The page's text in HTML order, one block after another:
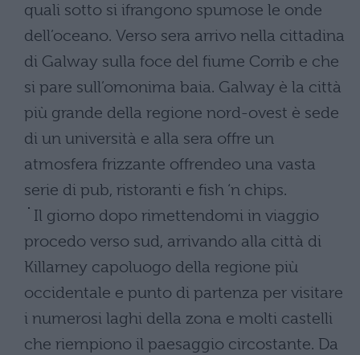
quali sotto si ifrangono spumose le onde
dell’oceano. Verso sera arrivo nella cittadina
di Galway sulla foce del fiume Corrib e che
si pare sull’omonima baia. Galway è la città
più grande della regione nord-ovest è sede
di un università e alla sera offre un
atmosfera frizzante offrendeo una vasta
serie di pub, ristoranti e fish ‘n chips.
Il giorno dopo rimettendomi in viaggio
procedo verso sud, arrivando alla città di
Killarney capoluogo della regione più
occidentale e punto di partenza per visitare
i numerosi laghi della zona e molti castelli
che riempiono il paesaggio circostante. Da